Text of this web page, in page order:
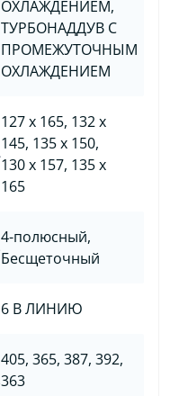
ОХЛАЖДЕНИЕМ,
ТУРБОНАДДУВ С
ПРОМЕЖУТОЧНЫМ
ОХЛАЖДЕНИЕМ
127 x 165, 132 x
145, 135 x 150,
130 x 157, 135 x
165
4-полюсный,
Бесщеточный
6 В ЛИНИЮ
405, 365, 387, 392,
363